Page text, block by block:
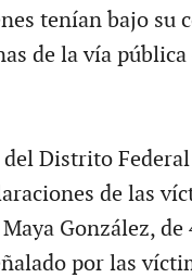
tenían bajo su
de la vía
Distrito
de las
González, de
por las